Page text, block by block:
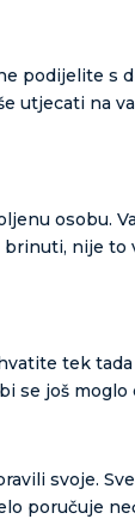
podijelite s
utjecati na
osobu.
nije to
tek
se još moglo
svoje.
poručuje